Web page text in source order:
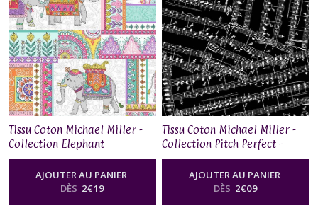
Tissu Coton Michael Miller -
Collection Elephant
Cavalcade - Elephant
Patchwork
AJOUTER AU PANIER
DÈS 2€19
Tissu Coton Michael Miller -
Collection Pitch Perfect -
Music Melody Black
AJOUTER AU PANIER
DÈS 2€09